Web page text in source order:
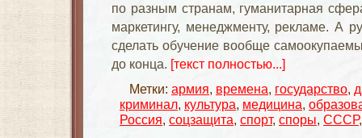
по разным странам, гуманитарная
маркетингу, менеджменту, рекламе. А
сделать обучение вообще
до конца. [текст полностью...]
Метки: армия, времена, государство,
криминал, культура, медицина,
Россия, соцзащита, спорт, споры, СССР